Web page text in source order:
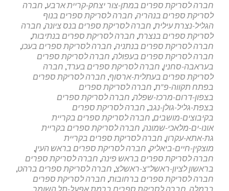
חברה לסריקת ספרים במתן-צור יצחק-קריית ארבע, חברה
לסריקת ספרים בנהריה, חברה לסריקת ספרים בנוף
הגליל-נצרת עילית, חברה לסריקת ספרים בנס ציונה, חברה
לסריקת ספרים בנצרת, חברה לסריקת ספרים בנתיבות,
חברה לסריקת ספרים בנתניה, חברה לסריקת ספרים בעכו,
חברה לסריקת ספרים בעפולה, חברה לסריקת ספרים
בעראבה-סחנין, חברה לסריקת ספרים בערד, חברה
לסריקת ספרים בעתלית-ארסוף, חברה לסריקת ספרים
בפתח תקווה-פ"ת, חברה לסריקת ספרים
בצפון-דרום-מרכז-שפלה, חברה לסריקת ספרים
בצפת-גליל-גולן-נגב, חברה לסריקת ספרים
בקיבוצים-מושבים, חברה לסריקת ספרים בקריית
אונו-ים-מלאכי-שמונה, חברה לסריקת ספרים בקריית
גת-אתא-עקרון, חברה לסריקת ספרים בקריית
מוצקין-חיים-ביאליק, חברה לסריקת ספרים בראש העין,
חברה לסריקת ספרים בראש פינה, חברה לסריקת ספרים
בראשון לציון-ראשל"צ-ראשלצ, חברה לסריקת ספרים ברהט,
חברה לסריקת ספרים ברחובות, חברה לסריקת ספרים
ברמלה, חברה לסריקת ספרים ברמת אפעל-תל השומר,